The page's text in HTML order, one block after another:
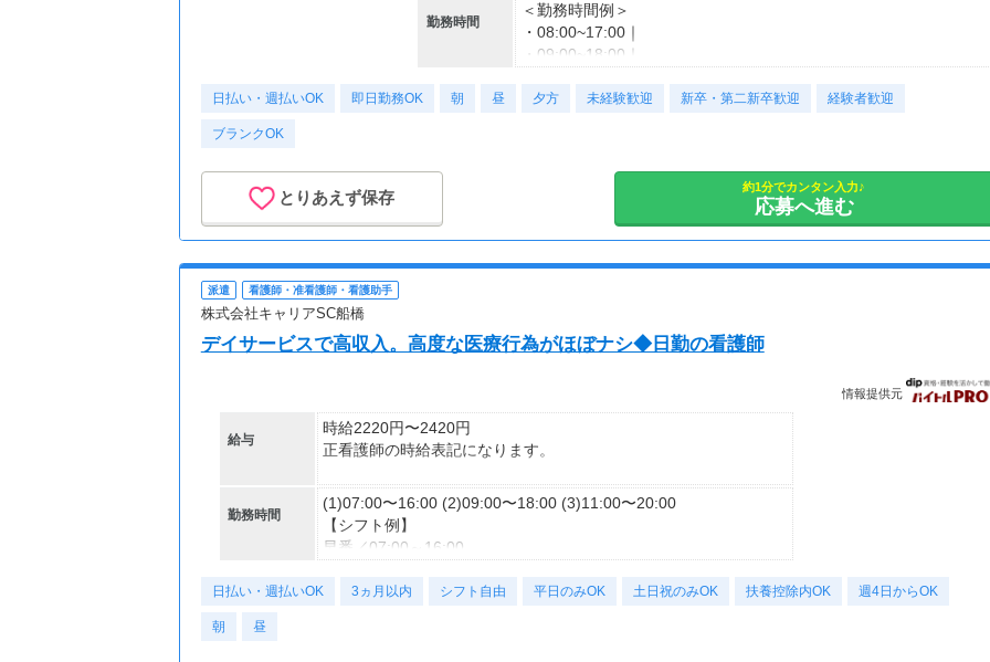
勤務時間
＜勤務時間例＞
・08:00~17:00｜
・09:00~18:00｜
・11:00~20:00｜など
日払い・週払いOK 即日勤務OK 朝 昼 夕方 未経験歓迎 新卒・第二新卒歓迎 経験者歓迎
ブランクOK
とりあえず保存
約1分でカンタン入力♪
応募へ進む
派遣 看護師・准看護師・看護助手
株式会社キャリアSC船橋
デイサービスで高収入。高度な医療行為がほぼナシ◆日勤の看護師
情報提供元
給与
時給2220円〜2420円
正看護師の時給表記になります。
◆准看護師：時給2120円～
◆資格者の方、優遇あり
お持ちの資格や、経験にあわせて待遇UP！
勤務時間
(1)07:00〜16:00 (2)09:00〜18:00 (3)11:00〜20:00
【シフト例】
早番／07:00～16:00
09:00～18:00
日払い・週払いOK 3ヵ月以内 シフト自由 平日のみOK 土日祝のみOK 扶養控除内OK 週4日からOK
朝 昼